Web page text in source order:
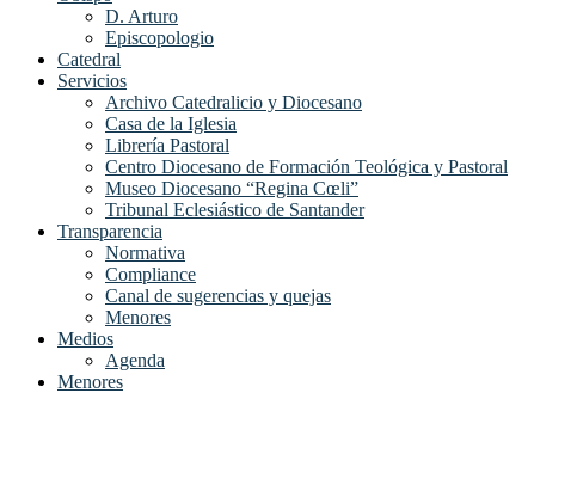
D. Arturo
Episcopologio
Catedral
Servicios
Archivo Catedralicio y Diocesano
Casa de la Iglesia
Librería Pastoral
Centro Diocesano de Formación Teológica y Pastoral
Museo Diocesano “Regina Cœli”
Tribunal Eclesiástico de Santander
Transparencia
Normativa
Compliance
Canal de sugerencias y quejas
Menores
Medios
Agenda
Menores